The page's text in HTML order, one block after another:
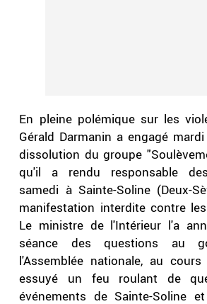
En pleine polémique sur les
Gérald Darmanin a engagé
dissolution du groupe
qu'il a rendu responsable
samedi à Sainte-Soline (Deux-
manifestation interdite contre
Le ministre de l'Intérieur l'a
séance des questions au
l'Assemblée nationale, au
essuyé un feu roulant de
événements de Sainte-Soline